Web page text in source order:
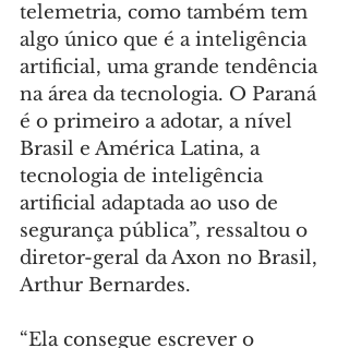
telemetria, como também tem
algo único que é a inteligência
artificial, uma grande tendência
na área da tecnologia. O Paraná
é o primeiro a adotar, a nível
Brasil e América Latina, a
tecnologia de inteligência
artificial adaptada ao uso de
segurança pública”, ressaltou o
diretor-geral da Axon no Brasil,
Arthur Bernardes.
“Ela consegue escrever o